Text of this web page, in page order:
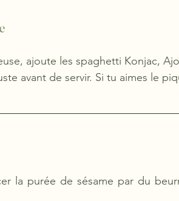
ajoute les spaghetti Konjac,
avant de servir. Si tu aimes le
la purée de sésame par du